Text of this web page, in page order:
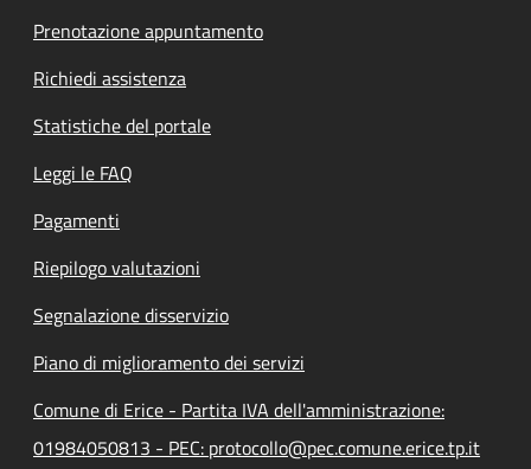
Prenotazione appuntamento
Richiedi assistenza
Statistiche del portale
Leggi le FAQ
Pagamenti
Riepilogo valutazioni
Segnalazione disservizio
Piano di miglioramento dei servizi
Comune di Erice - Partita IVA dell'amministrazione:
01984050813 - PEC: protocollo@pec.comune.erice.tp.it